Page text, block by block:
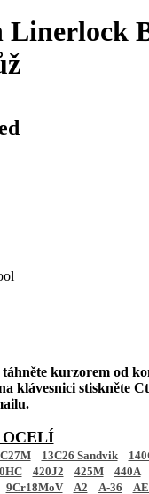
Linerlock
kurzorem od
klávesnici stiskněte
OCELÍ
13C26 Sandvik
420J2 425M 440A
9Cr18MoV A2 A-36